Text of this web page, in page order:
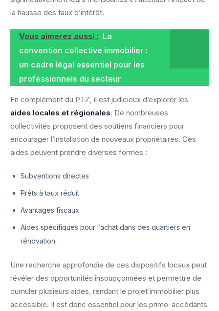
la hausse des taux d’intérêt.
Vous aimerez aussi : La
convention collective immobilier :
un cadre légal essentiel pour les
professionnels du secteur
En complément du PTZ, il est judicieux d’explorer les
aides locales et régionales. De nombreuses
collectivités proposent des soutiens financiers pour
encourager l’installation de nouveaux propriétaires. Ces
aides peuvent prendre diverses formes :
Subventions directes
Prêts à taux réduit
Avantages fiscaux
Aides spécifiques pour l’achat dans des quartiers en
rénovation
Une recherche approfondie de ces dispositifs locaux peut
révéler des opportunités insoupçonnées et permettre de
cumuler plusieurs aides, rendant le projet immobilier plus
accessible. Il est donc essentiel pour les primo-accédants